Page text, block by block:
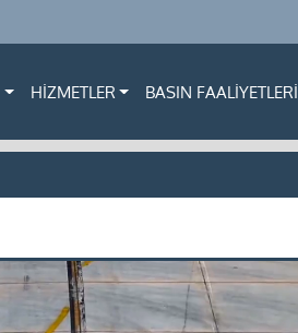
HİZMETLER BASIN FAALİYETLERİ